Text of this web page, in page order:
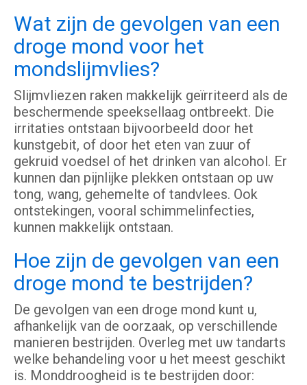
Wat zijn de gevolgen van een
droge mond voor het
mondslijmvlies?
Slijmvliezen raken makkelijk geïrriteerd als de
beschermende speeksellaag ontbreekt. Die
irritaties ontstaan bijvoorbeeld door het
kunstgebit, of door het eten van zuur of
gekruid voedsel of het drinken van alcohol. Er
kunnen dan pijnlijke plekken ontstaan op uw
tong, wang, gehemelte of tandvlees. Ook
ontstekingen, vooral schimmelinfecties,
kunnen makkelijk ontstaan.
Hoe zijn de gevolgen van een
droge mond te bestrijden?
De gevolgen van een droge mond kunt u,
afhankelijk van de oorzaak, op verschillende
manieren bestrijden. Overleg met uw tandarts
welke behandeling voor u het meest geschikt
is. Monddroogheid is te bestrijden door: